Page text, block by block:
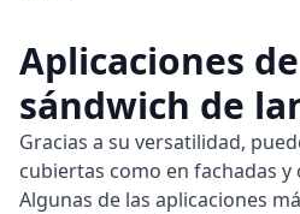
Aplicaciones
sándwich de
Gracias a su versatilidad,
cubiertas como en fachadas y
Algunas de las aplicaciones